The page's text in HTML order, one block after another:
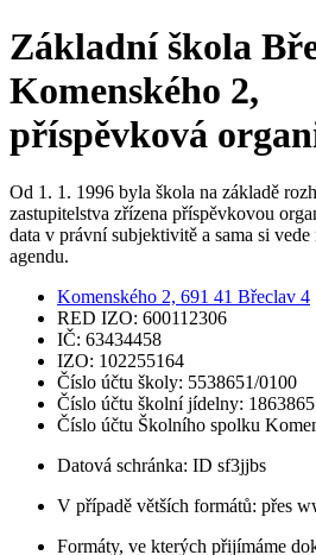
Základní škola
Komenského 2,
příspěvková
Od 1. 1. 1996 byla škola na základě
zastupitelstva zřízena příspěvkovou
data v právní subjektivitě a sama si
agendu.
Komenského 2, 691 41 Břeclav 4
RED IZO: 600112306
IČ: 63434458
IZO: 102255164
Číslo účtu školy: 5538651/0100
Číslo účtu školní jídelny:
Číslo účtu Školního spolku
Datová schránka: ID sf3jjbs
V případě větších formátů: přes
Formáty, ve kterých přijímáme